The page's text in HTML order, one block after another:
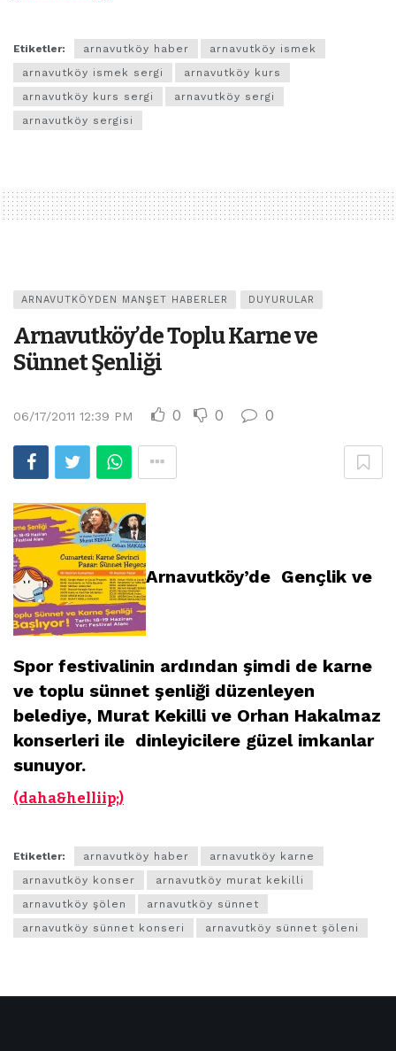
Etiketler: arnavutköy haber
arnavutköy ismek
arnavutköy ismek sergi
arnavutköy kurs
arnavutköy kurs sergi
arnavutköy sergi
arnavutköy sergisi
ARNAVUTKÖYDEN MANŞET HABERLER DUYURULAR
Arnavutköy’de Toplu Karne ve
Sünnet Şenliği
06/17/2011 12:39 PM 0 0 0
Arnavutköy’de Gençlik ve
Spor festivalinin ardından şimdi de karne
ve toplu sünnet şenliği düzenleyen
belediye, Murat Kekilli ve Orhan Hakalmaz
konserleri ile dinleyicilere güzel imkanlar
sunuyor.
(daha&helliip;)
Etiketler: arnavutköy haber
arnavutköy karne
arnavutköy konser
arnavutköy murat kekilli
arnavutköy şölen
arnavutköy sünnet
arnavutköy sünnet konseri
arnavutköy sünnet şöleni